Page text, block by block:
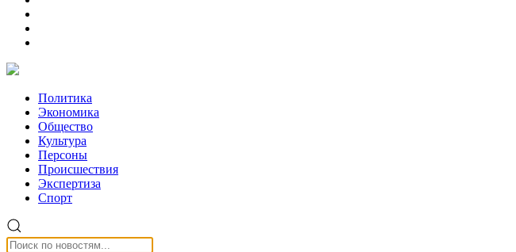
Политика
Экономика
Общество
Культура
Персоны
Происшествия
Экспертиза
Спорт